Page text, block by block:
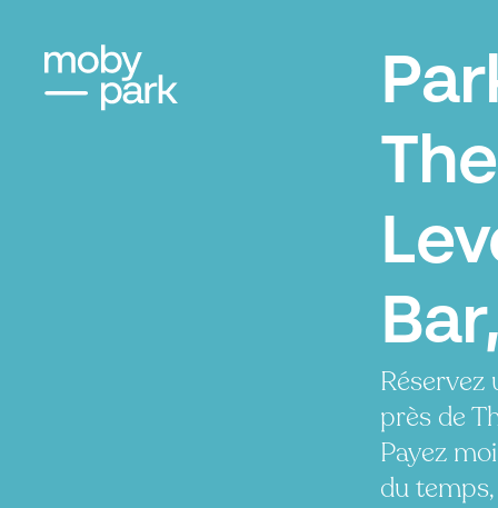
The
Réservez
près de
Payez
du